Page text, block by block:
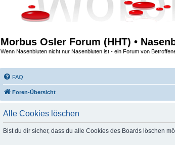
Morbus Osler Forum (HHT) •
Wenn Nasenbluten nicht nur Nasenbluten ist - ein Forum von
FAQ
Foren-Übersicht
Alle Cookies löschen
Bist du dir sicher, dass du alle Cookies des Boards löschen